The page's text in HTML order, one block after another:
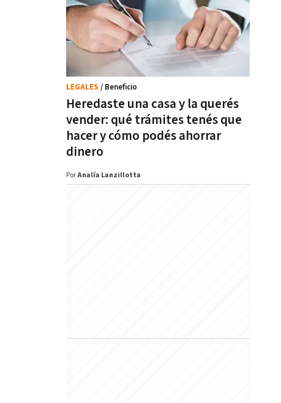
Heredaste una casa y la querés
vender: qué trámites tenés que
hacer y cómo podés ahorrar
dinero
LEGALES / Beneficio
PorAnalía Lanzillotta